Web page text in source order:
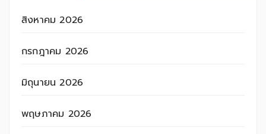
สิงหาคม 2026
กรกฎาคม 2026
มิถุนายน 2026
พฤษภาคม 2026